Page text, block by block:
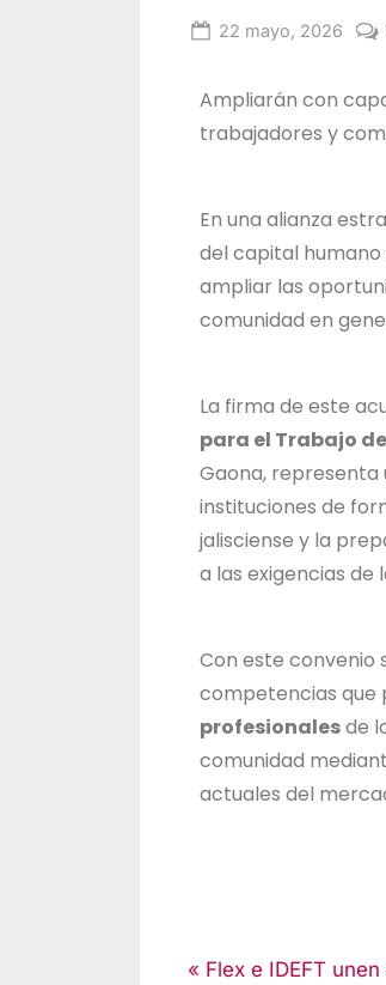
22 mayo, 2026
Ampliarán con
trabajadores y
En una alianza
del capital humano
ampliar las
comunidad en
La firma de este
para el Trabajo
Gaona,
instituciones de
jalisciense y la
a las exigencias
Con este
competencias
profesionalesde
comunidad
actuales del
Noticias
Flex e IDEFT